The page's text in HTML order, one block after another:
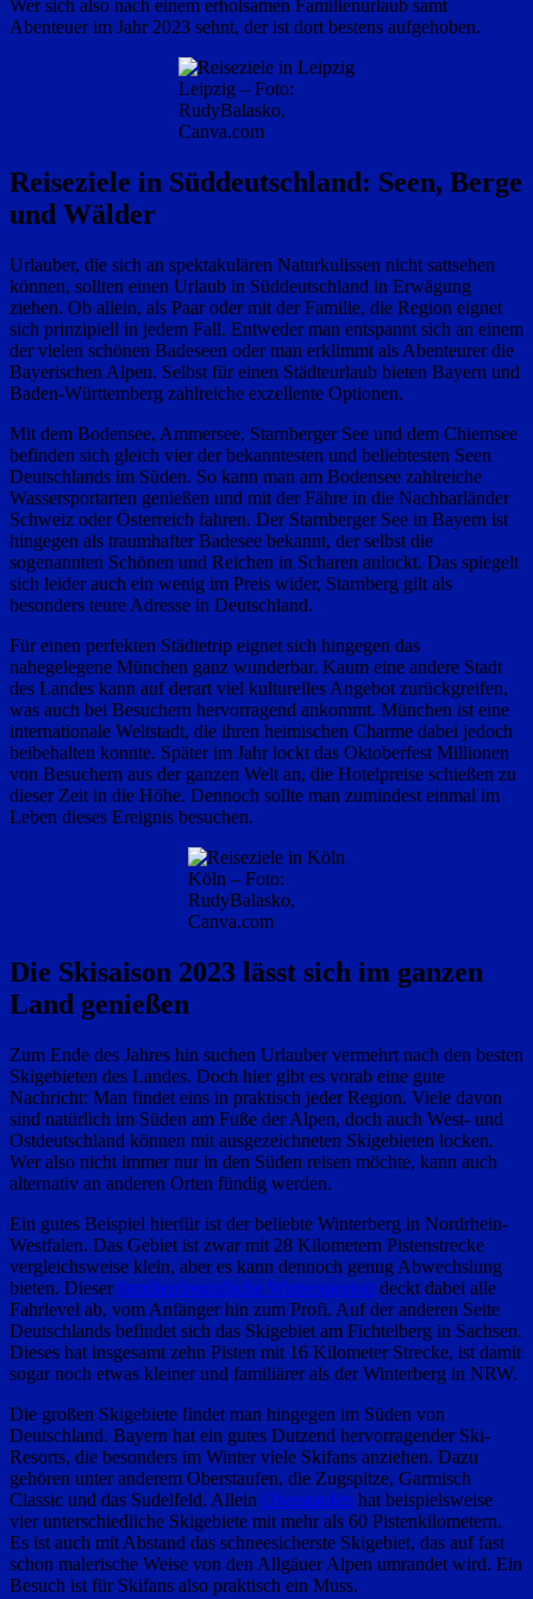
Wer sich also nach einem erholsamen Familienurlaub samt
Abenteuer im Jahr 2023 sehnt, der ist dort bestens aufgehoben.
Leipzig – Foto:
RudyBalasko,
Canva.com
Reiseziele in Süddeutschland: Seen, Berge
und Wälder
Urlauber, die sich an spektakulären Naturkulissen nicht sattsehen
können, sollten einen Urlaub in Süddeutschland in Erwägung
ziehen. Ob allein, als Paar oder mit der Familie, die Region eignet
sich prinzipiell in jedem Fall. Entweder man entspannt sich an einem
der vielen schönen Badeseen oder man erklimmt als Abenteurer die
Bayerischen Alpen. Selbst für einen Städteurlaub bieten Bayern und
Baden-Württemberg zahlreiche exzellente Optionen.
Mit dem Bodensee, Ammersee, Starnberger See und dem Chiemsee
befinden sich gleich vier der bekanntesten und beliebtesten Seen
Deutschlands im Süden. So kann man am Bodensee zahlreiche
Wassersportarten genießen und mit der Fähre in die Nachbarländer
Schweiz oder Österreich fahren. Der Starnberger See in Bayern ist
hingegen als traumhafter Badesee bekannt, der selbst die
sogenannten Schönen und Reichen in Scharen anlockt. Das spiegelt
sich leider auch ein wenig im Preis wider, Starnberg gilt als
besonders teure Adresse in Deutschland.
Für einen perfekten Städtetrip eignet sich hingegen das
nahegelegene München ganz wunderbar. Kaum eine andere Stadt
des Landes kann auf derart viel kulturelles Angebot zurückgreifen,
was auch bei Besuchern hervorragend ankommt. München ist eine
internationale Weltstadt, die ihren heimischen Charme dabei jedoch
beibehalten konnte. Später im Jahr lockt das Oktoberfest Millionen
von Besuchern aus der ganzen Welt an, die Hotelpreise schießen zu
dieser Zeit in die Höhe. Dennoch sollte man zumindest einmal im
Leben dieses Ereignis besuchen.
Köln – Foto:
RudyBalasko,
Canva.com
Die Skisaison 2023 lässt sich im ganzen
Land genießen
Zum Ende des Jahres hin suchen Urlauber vermehrt nach den besten
Skigebieten des Landes. Doch hier gibt es vorab eine gute
Nachricht: Man findet eins in praktisch jeder Region. Viele davon
sind natürlich im Süden am Fuße der Alpen, doch auch West- und
Ostdeutschland können mit ausgezeichneten Skigebieten locken.
Wer also nicht immer nur in den Süden reisen möchte, kann auch
alternativ an anderen Orten fündig werden.
Ein gutes Beispiel hierfür ist der beliebte Winterberg in Nordrhein-
Westfalen. Das Gebiet ist zwar mit 28 Kilometern Pistenstrecke
vergleichsweise klein, aber es kann dennoch genug Abwechslung
bieten. Dieser familienfreundliche Wintersportort deckt dabei alle
Fahrlevel ab, vom Anfänger hin zum Profi. Auf der anderen Seite
Deutschlands befindet sich das Skigebiet am Fichtelberg in Sachsen.
Dieses hat insgesamt zehn Pisten mit 16 Kilometer Strecke, ist damit
sogar noch etwas kleiner und familiärer als der Winterberg in NRW.
Die großen Skigebiete findet man hingegen im Süden von
Deutschland. Bayern hat ein gutes Dutzend hervorragender Ski-
Resorts, die besonders im Winter viele Skifans anziehen. Dazu
gehören unter anderem Oberstaufen, die Zugspitze, Garmisch
Classic und das Sudelfeld. Allein Oberstaufen hat beispielsweise
vier unterschiedliche Skigebiete mit mehr als 60 Pistenkilometern.
Es ist auch mit Abstand das schneesicherste Skigebiet, das auf fast
schon malerische Weise von den Allgäuer Alpen umrandet wird. Ein
Besuch ist für Skifans also praktisch ein Muss.